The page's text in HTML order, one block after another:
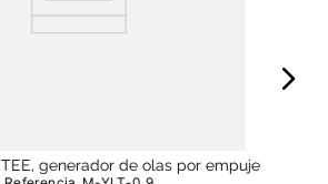
generador de olas por empuje